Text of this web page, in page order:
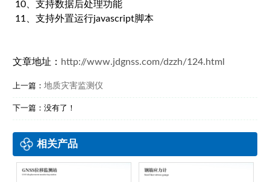
10、支持数据后处理功能
11、支持外置运行javascript脚本
文章地址： http://www.jdgnss.com/dzzh/124.html
上一篇： 地质灾害监测仪
下一篇：没有了！
相关产品